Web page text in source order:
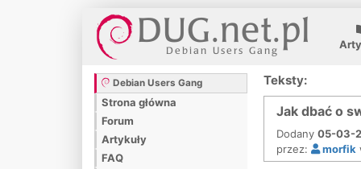
Debian Users Gang
Strona główna
Forum
Artykuły
FAQ
Teksty:
Jak dbać o
Dodany 05-03-
przez:
morfik